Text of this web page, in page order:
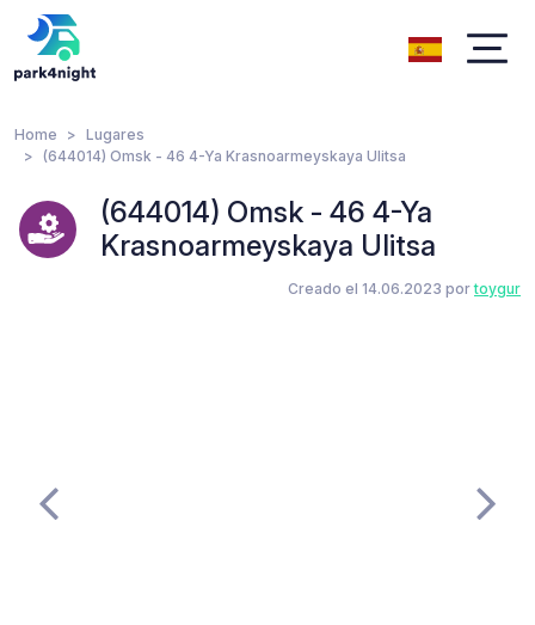
Home
Lugares
(644014) Omsk - 46 4-Ya Krasnoarmeyskaya Ulitsa
(644014) Omsk - 46 4-Ya
Krasnoarmeyskaya Ulitsa
Creado el 14.06.2023 portoygur